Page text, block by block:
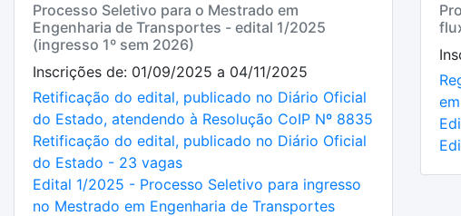
Processo Seletivo para o Mestrado em
Engenharia de Transportes - edital 1/2025
(ingresso 1º sem 2026)
Inscrições de: 01/09/2025 a 04/11/2025
Retificação do edital, publicado no Diário Oficial
do Estado, atendendo à Resolução CoIP Nº 8835
Retificação do edital, publicado no Diário Oficial
do Estado - 23 vagas
Edital 1/2025 - Processo Seletivo para ingresso
no Mestrado em Engenharia de Transportes